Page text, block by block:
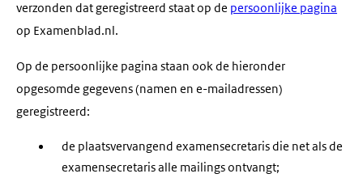
verzonden dat geregistreerd staat op de persoonlijke pagina
op Examenblad.nl.
Op de persoonlijke pagina staan ook de hieronder
opgesomde gegevens (namen en e-mailadressen)
geregistreerd:
de plaatsvervangend examensecretaris die net als de
examensecretaris alle mailings ontvangt;